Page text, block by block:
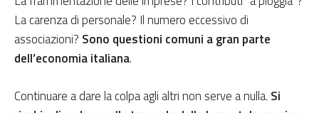
La carenza di personale? Il numero eccessivo di
associazioni? Sono questioni comuni a gran parte
dell’economia italiana.
Continuare a dare la colpa agli altri non serve a nulla. Si